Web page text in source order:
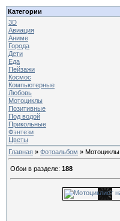
Категории
3D
Авиация
Аниме
Города
Дети
Еда
Пейзажи
Космос
Компьютерные
Любовь
Мотоциклы
Позитивные
Под водой
Прикольные
Фэнтези
Цветы
Главная » Фотоальбом » Мотоциклы
Обои в разделе: 188